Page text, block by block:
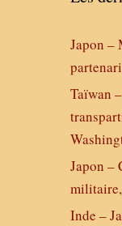
Japon –
Taïwan
Japon –
Inde –